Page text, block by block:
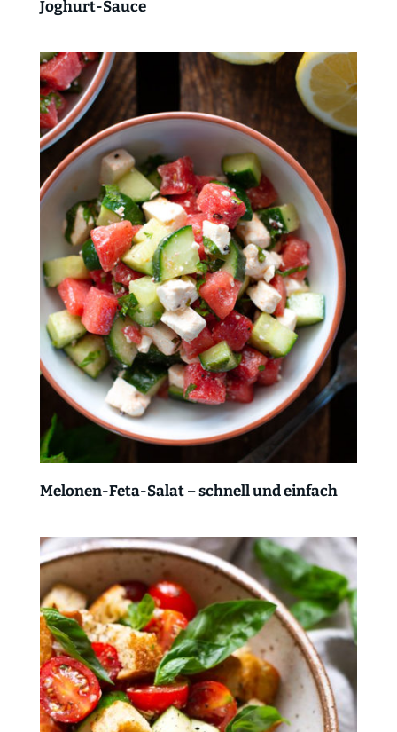
Joghurt-Sauce
Melonen-Feta-Salat – schnell und einfach